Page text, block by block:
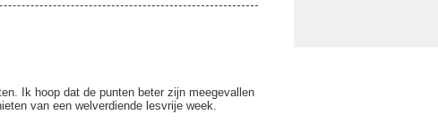
Ik hoop dat de punten beter zijn meegevallen
van een welverdiende lesvrije week.